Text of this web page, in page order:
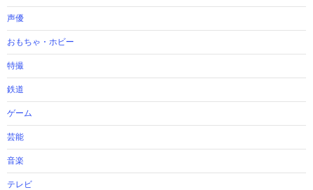
声優
おもちゃ・ホビー
特撮
鉄道
ゲーム
芸能
音楽
テレビ